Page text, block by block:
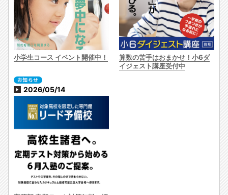
小学生コース イベント開催中！
算数の苦手はおまかせ！小6ダ
イジェスト講座受付中
2026/05/14